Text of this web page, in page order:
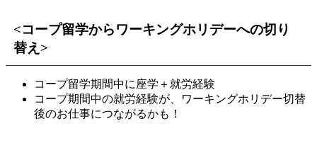
<コープ留学からワーキングホリデーへの切り
替え>
コープ留学期間中に座学＋就労経験
コープ期間中の就労経験が、ワーキングホリデー切替
後のお仕事につながるかも！